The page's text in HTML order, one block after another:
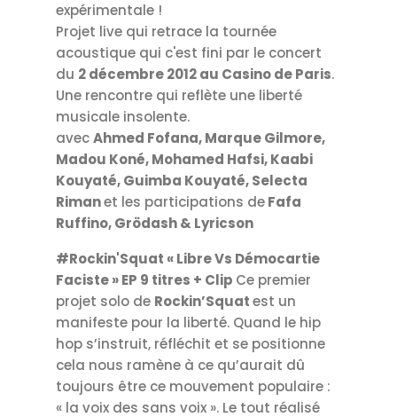
expérimentale !
Projet live qui retrace la tournée
acoustique qui c'est fini par le concert
du 2 décembre 2012 au Casino de Paris.
Une rencontre qui reflète une liberté
musicale insolente.
avecAhmed Fofana, Marque Gilmore,
Madou Koné, Mohamed Hafsi, Kaabi
Kouyaté, Guimba Kouyaté, Selecta
Rimanet les participations deFafa
Ruffino, Grödash & Lyricson
#Rockin'Squat « Libre Vs Démocartie
Faciste » EP 9 titres + Clip Ce premier
projet solo de Rockin’Squatest un
manifeste pour la liberté. Quand le hip
hop s’instruit, réfléchit et se positionne
cela nous ramène à ce qu’aurait dû
toujours être ce mouvement populaire :
« la voix des sans voix ». Le tout réalisé